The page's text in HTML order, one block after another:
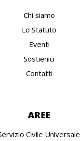
Chi siamo
Lo Statuto
Eventi
Sostienici
Contatti
AREE
Civile Universale